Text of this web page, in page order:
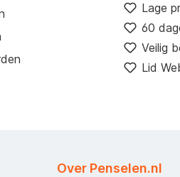
Lage
60
Veilig
Lid
Over Penselen.nl